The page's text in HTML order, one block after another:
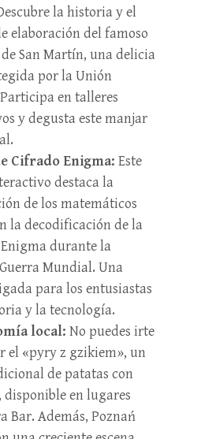
la historia y el
elaboración del famoso
San Martín, una delicia
por la Unión
en talleres
y degusta este manjar
Cifrado Enigma: Este
destaca la
de los matemáticos
la decodificación de la
durante la
Mundial. Una
para los entusiastas
y la tecnología.
local: No puedes irte
el «pyry z gzikiem», un
de patatas con
disponible en lugares
Bar. Además, Poznań